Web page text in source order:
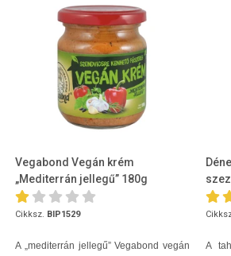
Vegabond Vegán krém
„Mediterrán jellegű” 180g
Cikksz. BIP1529
A „mediterrán jellegű” Vegabond vegán
A